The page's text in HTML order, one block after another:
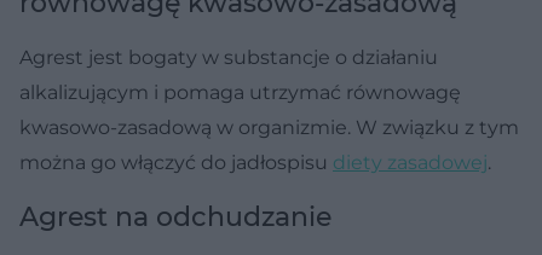
Agrest jest bogaty w substancje o działaniu
alkalizującym i pomaga utrzymać równowagę
kwasowo-zasadową w organizmie. W związku z tym
można go włączyć do jadłospisu diety zasadowej.
Agrest na odchudzanie